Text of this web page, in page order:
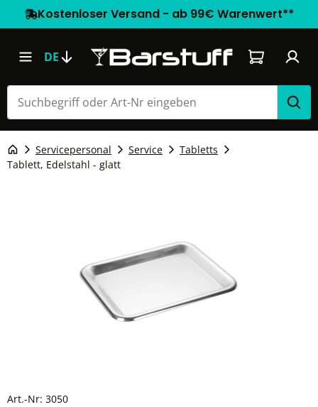
Kostenloser Versand - ab 99€ Warenwert**
DE Warenkorb
Servicepersonal Service
Tabletts
Tablett, Edelstahl - glatt
Art.-Nr: 3050